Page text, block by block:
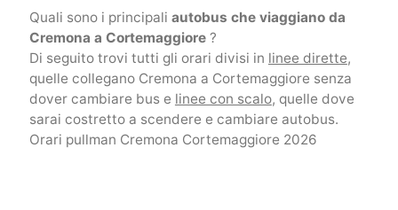
Quali sono i principali autobus che viaggiano da
Cremona a Cortemaggiore ?
Di seguito trovi tutti gli orari divisi in linee dirette,
quelle collegano Cremona a Cortemaggiore senza
dover cambiare bus e linee con scalo, quelle dove
sarai costretto a scendere e cambiare autobus.
Orari pullman Cremona Cortemaggiore 2026